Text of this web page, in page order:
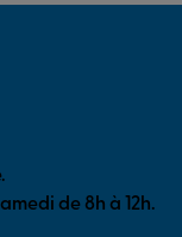
de 8h à 12h.